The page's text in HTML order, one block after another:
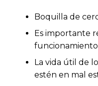
Boquilla de
Es importante
La vida útil de
estén en mal